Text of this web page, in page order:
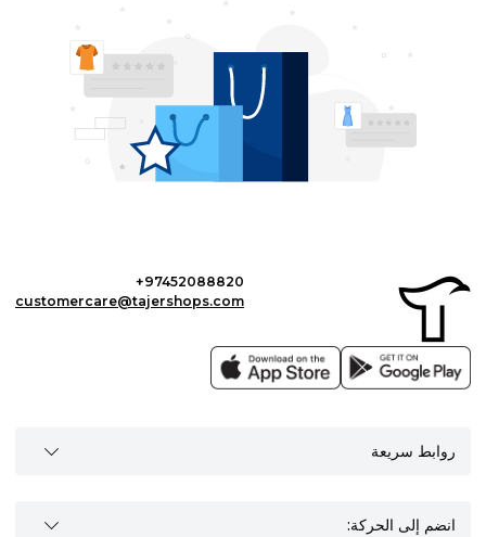
+97452088820
customercare@tajershops.com
روابط سريعة
انضم إلى الحركة: